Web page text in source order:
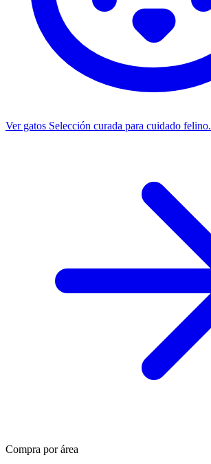
Ver gatos Selección curada para cuidado felino.
Compra por área